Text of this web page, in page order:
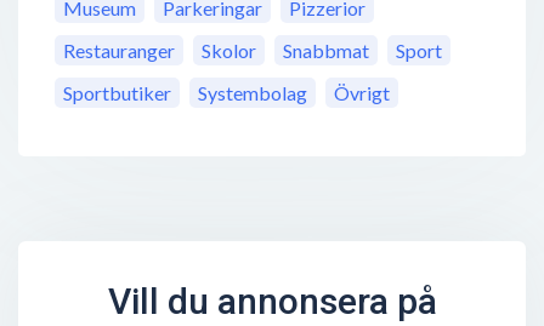
Museum
Parkeringar
Pizzerior
Restauranger
Skolor Snabbmat
Sport
Sportbutiker
Systembolag Övrigt
Vill du annonsera på